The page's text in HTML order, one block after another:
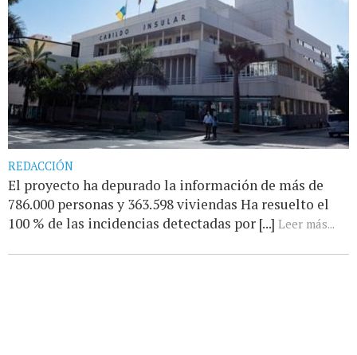
REDACCIÓN
El proyecto ha depurado la información de más de
786.000 personas y 363.598 viviendas Ha resuelto el
100 % de las incidencias detectadas por [...] Leer más...